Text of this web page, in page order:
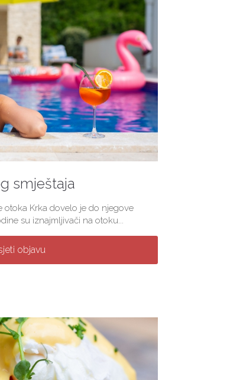
smještaja
otoka Krka dovelo je do njegove
su iznajmljivači na otoku...
objavu